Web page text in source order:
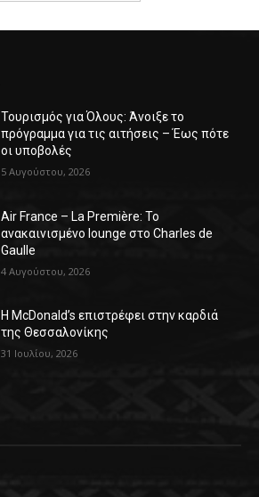
Τουρισμός για Όλους: Άνοιξε το
πρόγραμμα για τις αιτήσεις – Έως πότε
οι υποβολές
5 Αυγούστου, 2026
Air France – La Première: Το
ανακαινισμένο lounge στο Charles de
Gaulle
4 Αυγούστου, 2026
Η McDonald’s επιστρέφει στην καρδιά
της Θεσσαλονίκης
31 Ιουλίου, 2026